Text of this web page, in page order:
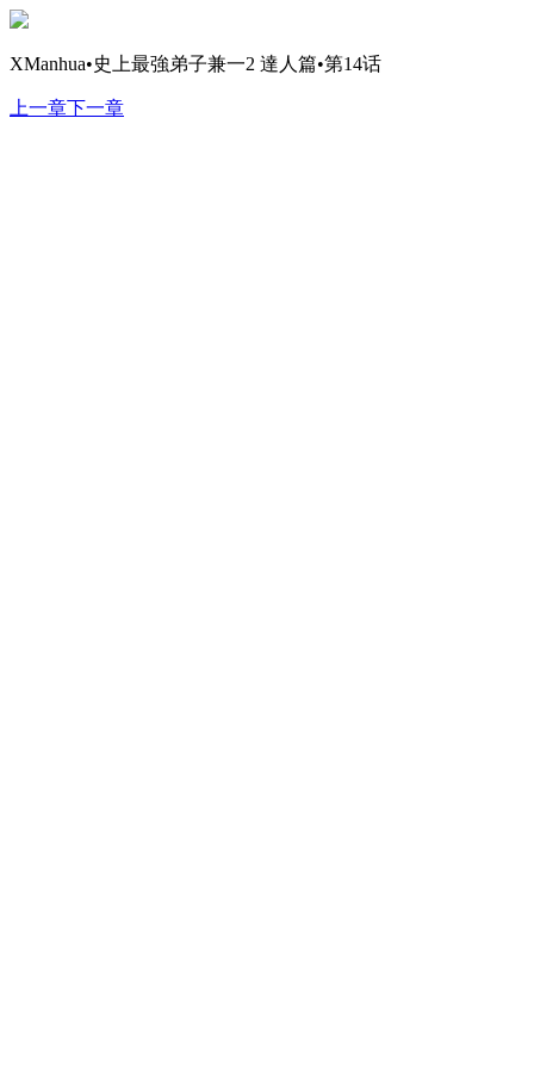
XManhua•史上最強弟子兼一2 達人篇•第14话
上一章下一章